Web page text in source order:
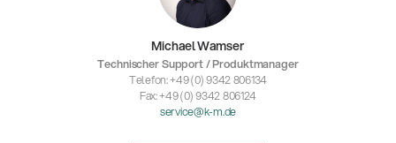
Michael Wamser
Technischer Support / Produktmanager
Telefon: +49 (0) 9342 806134
Fax: +49 (0) 9342 806124
service@k-m.de